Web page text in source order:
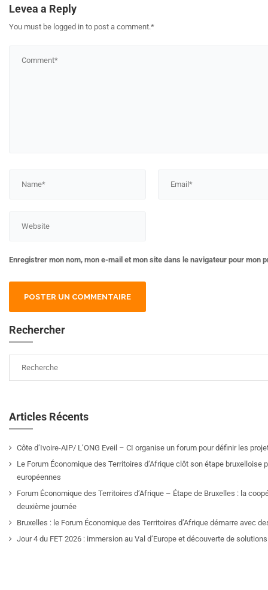
Levea a Reply
You must be logged in to post a comment.*
Enregistrer mon nom, mon e-mail et mon site dans le navigateur pour mon
Rechercher
Articles Récents
Côte d’Ivoire-AIP/ L’ONG Eveil – CI organise un forum pour définir les
Le Forum Économique des Territoires d’Afrique clôt son étape
européennes
Forum Économique des Territoires d’Afrique – Étape de Bruxelles : la
deuxième journée
Bruxelles : le Forum Économique des Territoires d’Afrique démarre avec
Jour 4 du FET 2026 : immersion au Val d’Europe et découverte de